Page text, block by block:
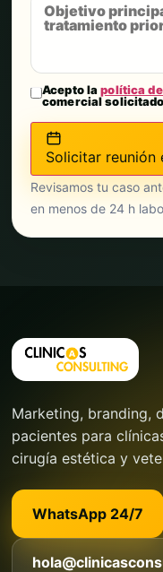
Acepto lapolítica
comercial solicitado
Solicitar reunión
Revisamos tu caso
en menos de 24 h
Marketing, branding,
pacientes para
cirugía estética y
WhatsApp 24/7